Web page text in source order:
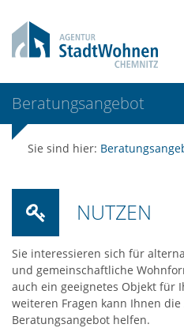
Beratungs­angebot
Sie sind hier:
NUTZEN
Sie interessieren sich für
und gemeinschaftliche
auch ein geeignetes Objekt für
weiteren Fragen kann Ihnen
Beratungsangebot helfen.